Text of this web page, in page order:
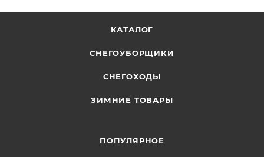
КАТАЛОГ
СНЕГОУБОРЩИКИ
СНЕГОХОДЫ
ЗИМНИЕ ТОВАРЫ
ПОПУЛЯРНОЕ